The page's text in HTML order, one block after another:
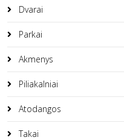
Dvarai
Parkai
Akmenys
Piliakalniai
Atodangos
Takai